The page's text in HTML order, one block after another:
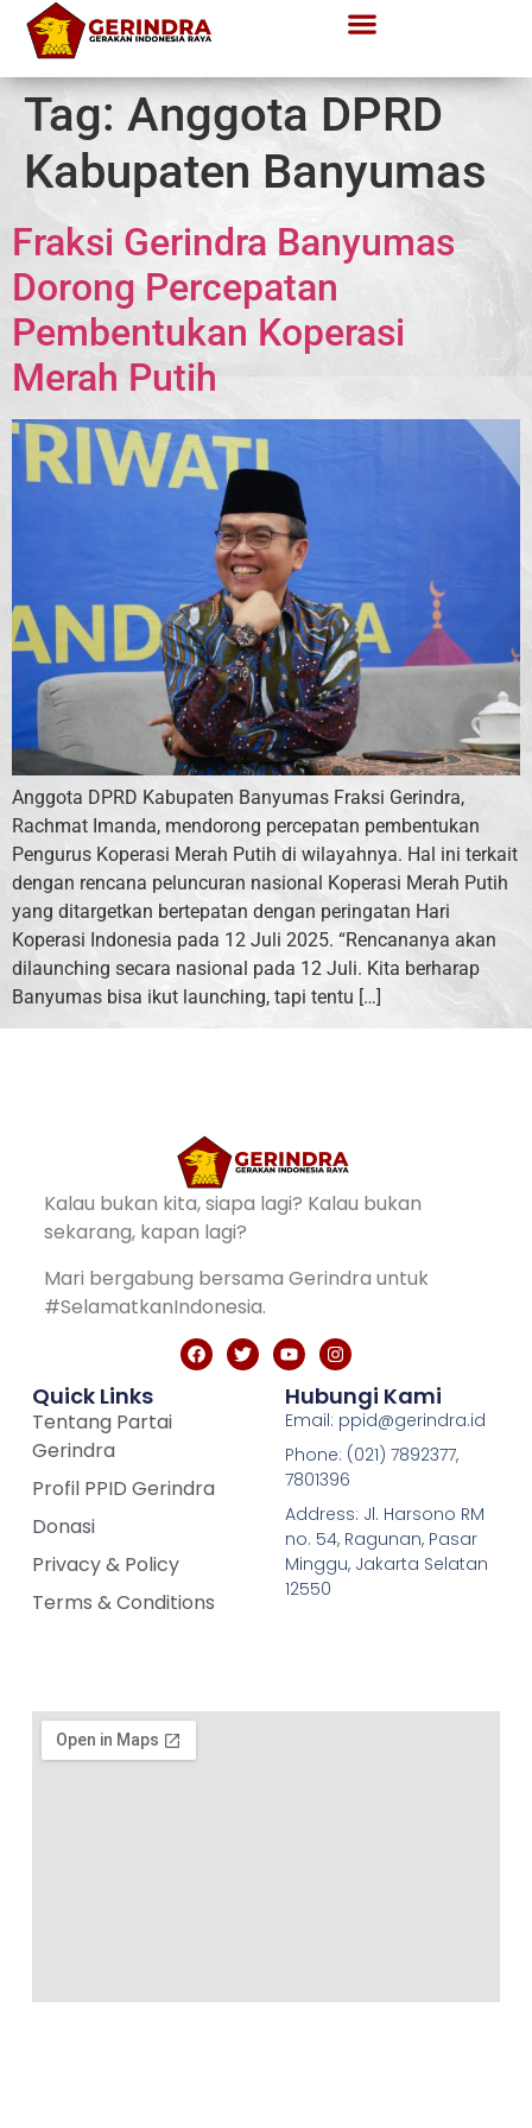
Tag: Anggota DPRD
Kabupaten Banyumas
Fraksi Gerindra Banyumas
Dorong Percepatan
Pembentukan Koperasi
Merah Putih
Anggota DPRD Kabupaten Banyumas Fraksi Gerindra,
Rachmat Imanda, mendorong percepatan pembentukan
Pengurus Koperasi Merah Putih di wilayahnya. Hal ini terkait
dengan rencana peluncuran nasional Koperasi Merah Putih
yang ditargetkan bertepatan dengan peringatan Hari
Koperasi Indonesia pada 12 Juli 2025. “Rencananya akan
dilaunching secara nasional pada 12 Juli. Kita berharap
Banyumas bisa ikut launching, tapi tentu […]
Kalau bukan kita, siapa lagi? Kalau bukan
sekarang, kapan lagi?
Mari bergabung bersama Gerindra untuk
#SelamatkanIndonesia.
Quick Links
Tentang Partai
Gerindra
Profil PPID Gerindra
Donasi
Privacy & Policy
Terms & Conditions
Hubungi Kami
Email: ppid@gerindra.id
Phone: (021) 7892377,
7801396
Address: Jl. Harsono RM
no. 54, Ragunan, Pasar
Minggu, Jakarta Selatan
12550